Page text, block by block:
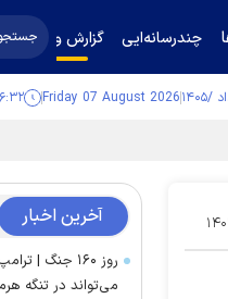
چندرسانه‌ایی گزارش و گفت‌وگو
Friday 07 August 2026
۱۴ آخرین اخبار
روز ۱۶۰ جنگ |
می‌تواند در تنگه